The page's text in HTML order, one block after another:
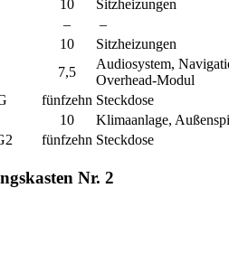
10
Sitzheizungen
–
–
10
Sitzheizungen
7,5
Audiosystem,
Overhead-Modul
fünfzehn Steckdose
10
Klimaanlage,
fünfzehn Steckdose
Nr. 2